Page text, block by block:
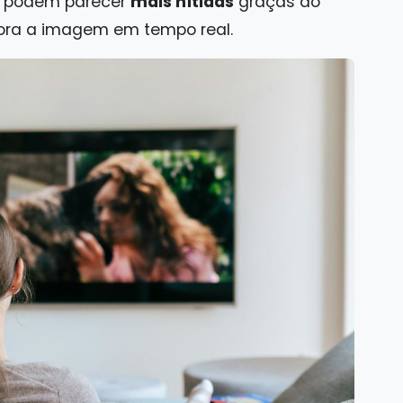
a imagem em tempo real.